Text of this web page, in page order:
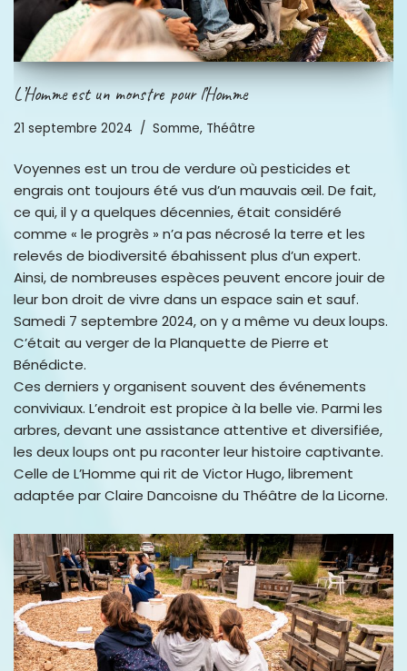
L’Homme est un monstre pour l’Homme
21 septembre 2024 Somme, Théâtre
Voyennes est un trou de verdure où pesticides et
engrais ont toujours été vus d’un mauvais œil. De fait,
ce qui, il y a quelques décennies, était considéré
comme « le progrès » n’a pas nécrosé la terre et les
relevés de biodiversité ébahissent plus d’un expert.
Ainsi, de nombreuses espèces peuvent encore jouir de
leur bon droit de vivre dans un espace sain et sauf.
Samedi 7 septembre 2024, on y a même vu deux loups.
C’était au verger de la Planquette de Pierre et
Bénédicte.
Ces derniers y organisent souvent des événements
conviviaux. L’endroit est propice à la belle vie. Parmi les
arbres, devant une assistance attentive et diversifiée,
les deux loups ont pu raconter leur histoire captivante.
Celle de L’Homme qui rit de Victor Hugo, librement
adaptée par Claire Dancoisne du Théâtre de la Licorne.